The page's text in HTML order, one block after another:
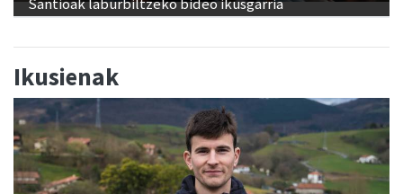
Ikusienak